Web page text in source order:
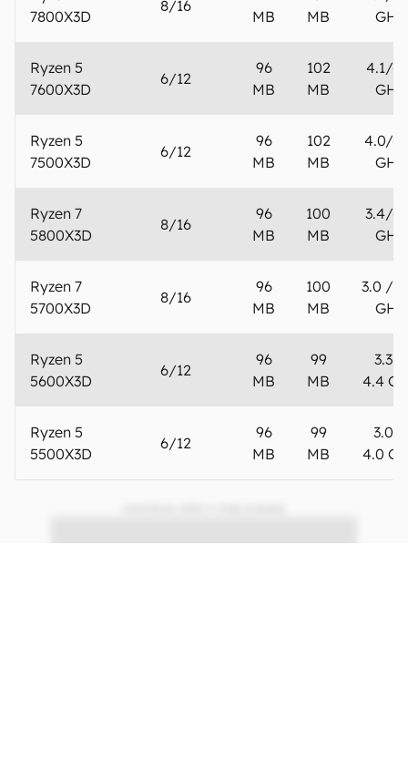
9800X3D
MB
MB
GHz
Ryzen 9
7950X3D
16/32
128
MB
144
MB
4.2/
GHz
Ryzen 9
7900X3D
12/24
128
MB
140
MB
4. /
GHz
Ryzen 7
7800X3D
8/16
96
MB
104
MB
4.2/
GHz
Ryzen 5
7600X3D
6/12
96
MB
102
MB
4.1/
GHz
Ryzen 5
7500X3D
6/12
96
MB
102
MB
4.0/
GHz
Ryzen 7
5800X3D
8/16
96
MB
100
MB
3.4/
GHz